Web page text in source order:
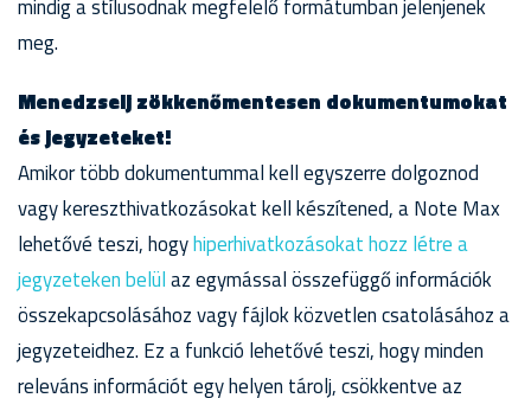
mindig a stílusodnak megfelelő formátumban jelenjenek
meg.
Menedzselj zökkenőmentesen dokumentumokat
és jegyzeteket!
Amikor több dokumentummal kell egyszerre dolgoznod
vagy kereszthivatkozásokat kell készítened, a Note Max
lehetővé teszi, hogyhiperhivatkozásokat hozz létre a
jegyzeteken belülaz egymással összefüggő információk
összekapcsolásához vagy fájlok közvetlen csatolásához a
jegyzeteidhez. Ez a funkció lehetővé teszi, hogy minden
releváns információt egy helyen tárolj, csökkentve az